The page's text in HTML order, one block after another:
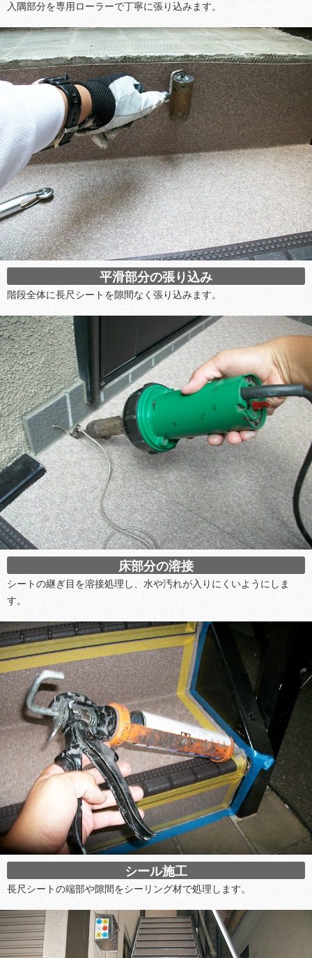
入隅部分を専用ローラーで丁寧に張り込みます。
平滑部分の張り込み
階段全体に長尺シートを隙間なく張り込みます。
床部分の溶接
シートの継ぎ目を溶接処理し、水や汚れが入りにくいようにしま
す。
シール施工
長尺シートの端部や隙間をシーリング材で処理します。